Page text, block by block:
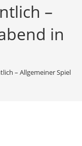
–
in
– Allgemeiner